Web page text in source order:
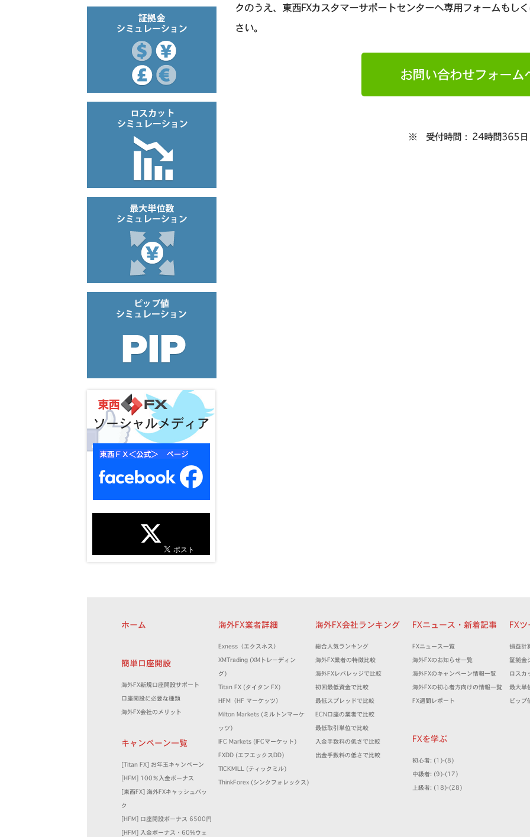
ソーシャルメディア
クのうえ、東西FXカスタマーサポートセンターへ専用フォームもし
さい。
お問い合わせフォーム
※ 受付時間： 24時間365日
ホーム 海外FX業者詳細
Exness（エクスネス）
XMTrading (XMトレーディン
グ)
Titan FX (タイタン FX)
HFM（HF マーケッツ）
Milton Markets (ミルトンマーケ
ッツ)
IFC Markets (IFCマーケット)
FXDD (エフエックスDD)
TICKMILL (ティックミル)
ThinkForex (シンクフォレックス)
海外FX会社ランキング
総合人気ランキング
海外FX業者の特徴比較
海外FXレバレッジで比較
初回最低資金で比較
最低スプレッドで比較
ECN口座の業者で比較
最低取引単位で比較
入金手数料の低さで比較
出金手数料の低さで比較
FXニュース・新着記事
FXニュース一覧
海外FXのお知らせ一覧
海外FXのキャンペーン情報一覧
海外FXの初心者方向けの情報一覧
FX週間レポート
FX
損益計
証拠
ロス
最大単
ピップ
簡単口座開設
海外FX新規口座開設サポート
口座開設に必要な種類
海外FX会社のメリット
キャンペーン一覧
[Titan FX] お年玉キャンペーン
[HFM] 100％入金ボーナス
[東西FX] 海外FXキャッシュバッ
ク
[HFM] 口座開設ボーナス 6500円
[HFM] 入金ボーナス・60%ウェ
FXを学ぶ
初心者: (1)-(8)
中級者: (9)-(17)
上級者: (18)-(28)